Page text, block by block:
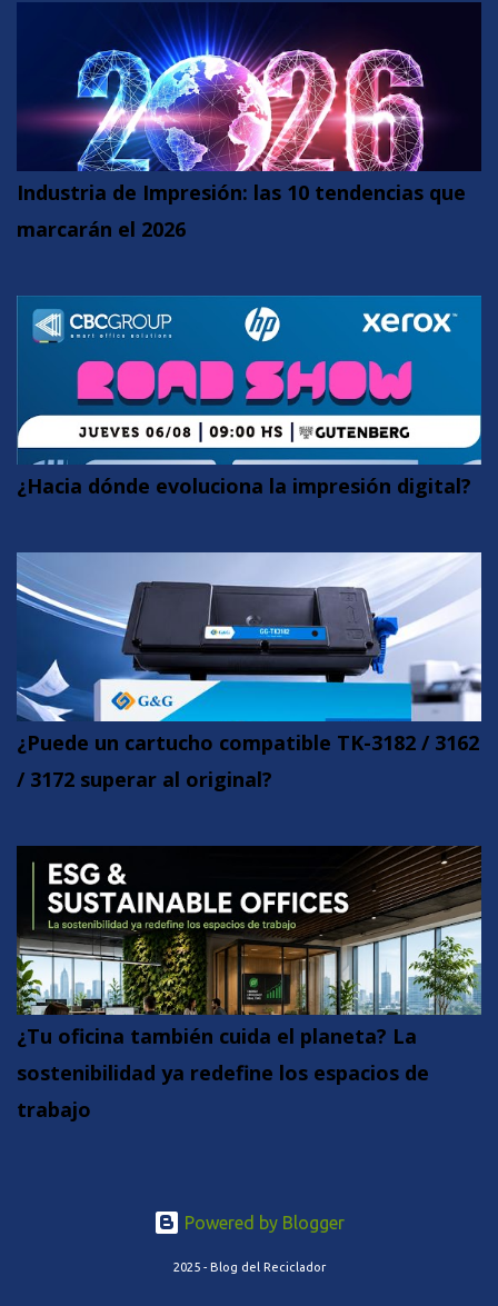
Industria de Impresión: las 10 tendencias que
marcarán el 2026
¿Hacia dónde evoluciona la impresión digital?
¿Puede un cartucho compatible TK-3182 / 3162
/ 3172 superar al original?
¿Tu oficina también cuida el planeta? La
sostenibilidad ya redefine los espacios de
trabajo
Powered by Blogger
2025 - Blog del Reciclador